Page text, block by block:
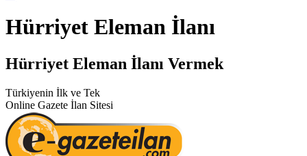
Hürriyet Eleman İlanı
Hürriyet Eleman İlanı Vermek
Türkiyenin İlk ve Tek
Online Gazete İlan Sitesi